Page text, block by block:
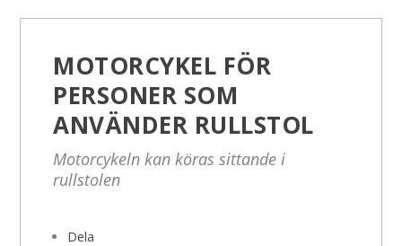
MOTORCYKEL FÖR
PERSONER SOM
ANVÄNDER RULLSTOL
Motorcykeln kan köras sittande i
rullstolen
Dela